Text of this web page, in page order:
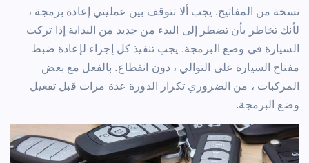
نسخة من المفاتيح. يجب ألا تتوقف بين عمليتي إعادة برمجة ،
لأنك تخاطر بأن تضطر إلى البدء من جديد من البداية إذا تركت
السيارة في وضع البرمجة. يجب تنفيذ كل إجراء لإعادة ضبط
مفتاح السيارة على التوالي ، دون انقطاع. بالفعل مع بعض
المركبات ، من الضروري تكرار الدورة عدة مرات قبل تفعيل
وضع البرمجة.